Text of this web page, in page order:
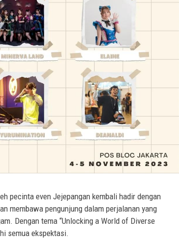
pecinta even Jejepangan kembali hadir dengan
membawa pengunjung dalam perjalanan yang
Dengan tema “Unlocking a World of Diverse
semua ekspektasi.